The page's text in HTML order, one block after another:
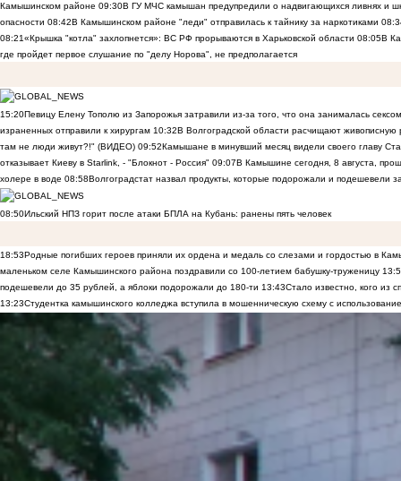
Камышинском районе 09:30В ГУ МЧС камышан предупредили о надвигающихся ливнях и
опасности 08:42В Камышинском районе "леди" отправилась к тайнику за наркотиками
08:21«Крышка "котла" захлопнется»: ВС РФ прорываются в Харьковской области 08:05В
где пройдет первое слушание по "делу Норова", не предполагается
15:20Певицу Елену Тополю из Запорожья затравили из-за того, что она занималась
израненных отправили к хирургам 10:32В Волгоградской области расчищают
там не люди живут?!" (ВИДЕО) 09:52Камышане в минувший месяц видели своего главу
отказывает Киеву в Starlink, - "Блокнот - Россия" 09:07В Камышине сегодня, 8 августа,
холере в воде 08:58Волгоградстат назвал продукты, которые подорожали и подешевели
08:50Ильский НПЗ горит после атаки БПЛА на Кубань: ранены пять человек
18:53Родные погибших героев приняли их ордена и медаль со слезами и гордостью в
маленьком селе Камышинского района поздравили со 100-летием бабушку-труженицу
подешевели до 35 рублей, а яблоки подорожали до 180-ти 13:43Стало известно, кого из
13:23Студентка камышинского колледжа вступила в мошенническую схему с